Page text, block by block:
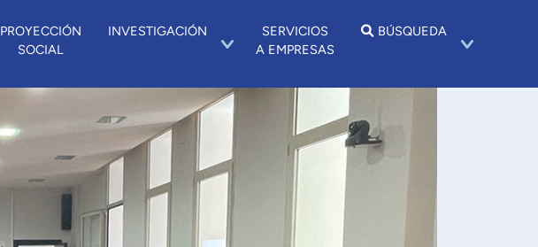
PROYECCIÓN
SOCIAL
INVESTIGACIÓN
SERVICIOS
A EMPRESAS
BÚSQUEDA